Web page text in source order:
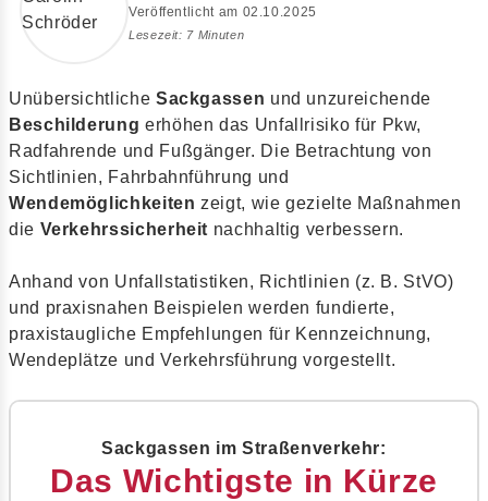
Veröffentlicht am 02.10.2025
Lesezeit: 7 Minuten
Unübersichtliche Sackgassen und unzureichende
Beschilderung erhöhen das Unfallrisiko für Pkw,
Radfahrende und Fußgänger. Die Betrachtung von
Sichtlinien, Fahrbahnführung und
Wendemöglichkeiten zeigt, wie gezielte Maßnahmen
die Verkehrssicherheit nachhaltig verbessern.
Anhand von Unfallstatistiken, Richtlinien (z. B. StVO)
und praxisnahen Beispielen werden fundierte,
praxistaugliche Empfehlungen für Kennzeichnung,
Wendeplätze und Verkehrsführung vorgestellt.
Sackgassen im Straßenverkehr:
Das Wichtigste in Kürze